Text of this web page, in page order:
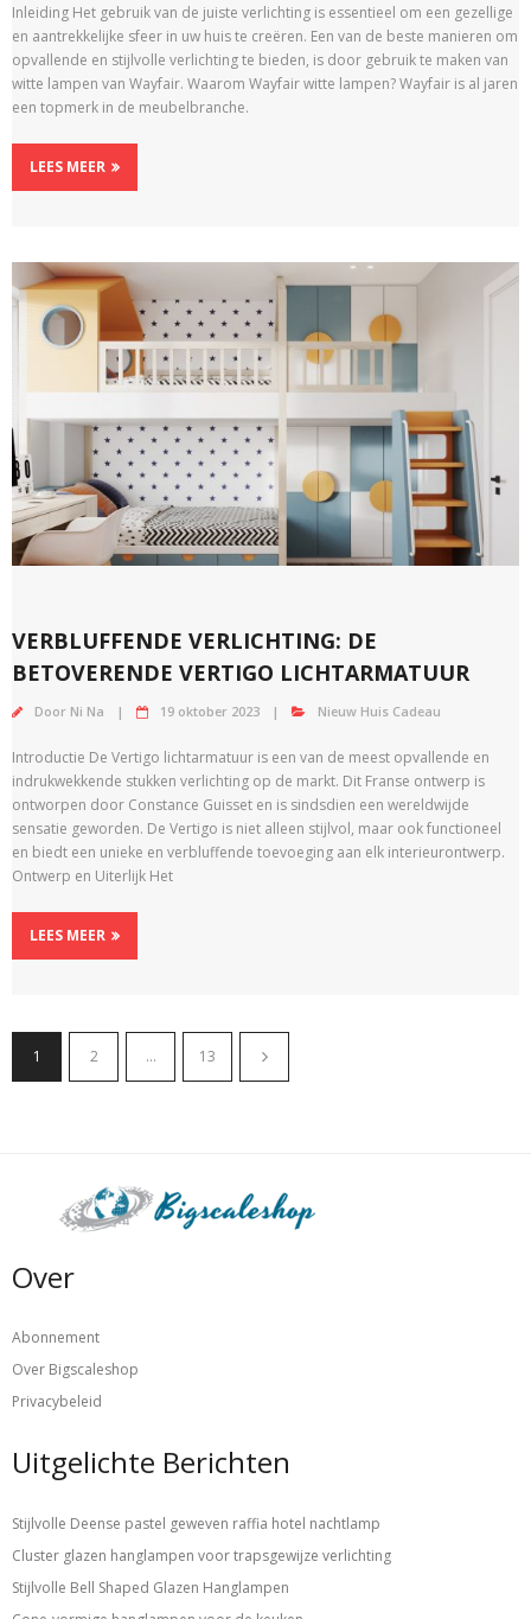
Inleiding Het gebruik van de juiste verlichting is essentieel om een ​​gezellige
en aantrekkelijke sfeer in uw huis te creëren. Een van de beste manieren om
opvallende en stijlvolle verlichting te bieden, is door gebruik te maken van
witte lampen van Wayfair. Waarom Wayfair witte lampen? Wayfair is al jaren
een topmerk in de meubelbranche.
LEES MEER
VERBLUFFENDE VERLICHTING: DE
BETOVERENDE VERTIGO LICHTARMATUUR
Door Ni Na 19 oktober 2023 Nieuw Huis Cadeau
Introductie De Vertigo lichtarmatuur is een van de meest opvallende en
indrukwekkende stukken verlichting op de markt. Dit Franse ontwerp is
ontworpen door Constance Guisset en is sindsdien een wereldwijde
sensatie geworden. De Vertigo is niet alleen stijlvol, maar ook functioneel
en biedt een unieke en verbluffende toevoeging aan elk interieurontwerp.
Ontwerp en Uiterlijk Het
LEES MEER
1 2 … 13
Over
Abonnement
Over Bigscaleshop
Privacybeleid
Uitgelichte Berichten
Stijlvolle Deense pastel geweven raffia hotel nachtlamp
Cluster glazen hanglampen voor trapsgewijze verlichting
Stijlvolle Bell Shaped Glazen Hanglampen